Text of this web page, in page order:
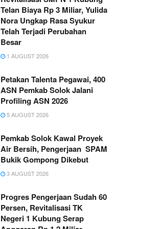
Telan Biaya Rp 3 Miliar, Yulida
Nora Ungkap Rasa Syukur
Telah Terjadi Perubahan
Besar
1 AUGUST 2026
Petakan Talenta Pegawai, 400
ASN Pemkab Solok Jalani
Profiling ASN 2026
5 AUGUST 2026
Pemkab Solok Kawal Proyek
Air Bersih, Pengerjaan SPAM
Bukik Gompong Dikebut
3 AUGUST 2026
Progres Pengerjaan Sudah 60
Persen, Revitalisasi TK
Negeri 1 Kubung Serap